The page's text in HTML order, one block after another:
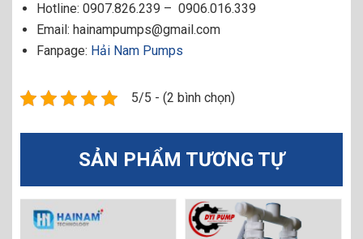
Hotline: 0907.826.239 – 0906.016.339
Email: hainampumps@gmail.com
Fanpage: Hải Nam Pumps
5/5 - (2 bình chọn)
SẢN PHẨM TƯƠNG TỰ